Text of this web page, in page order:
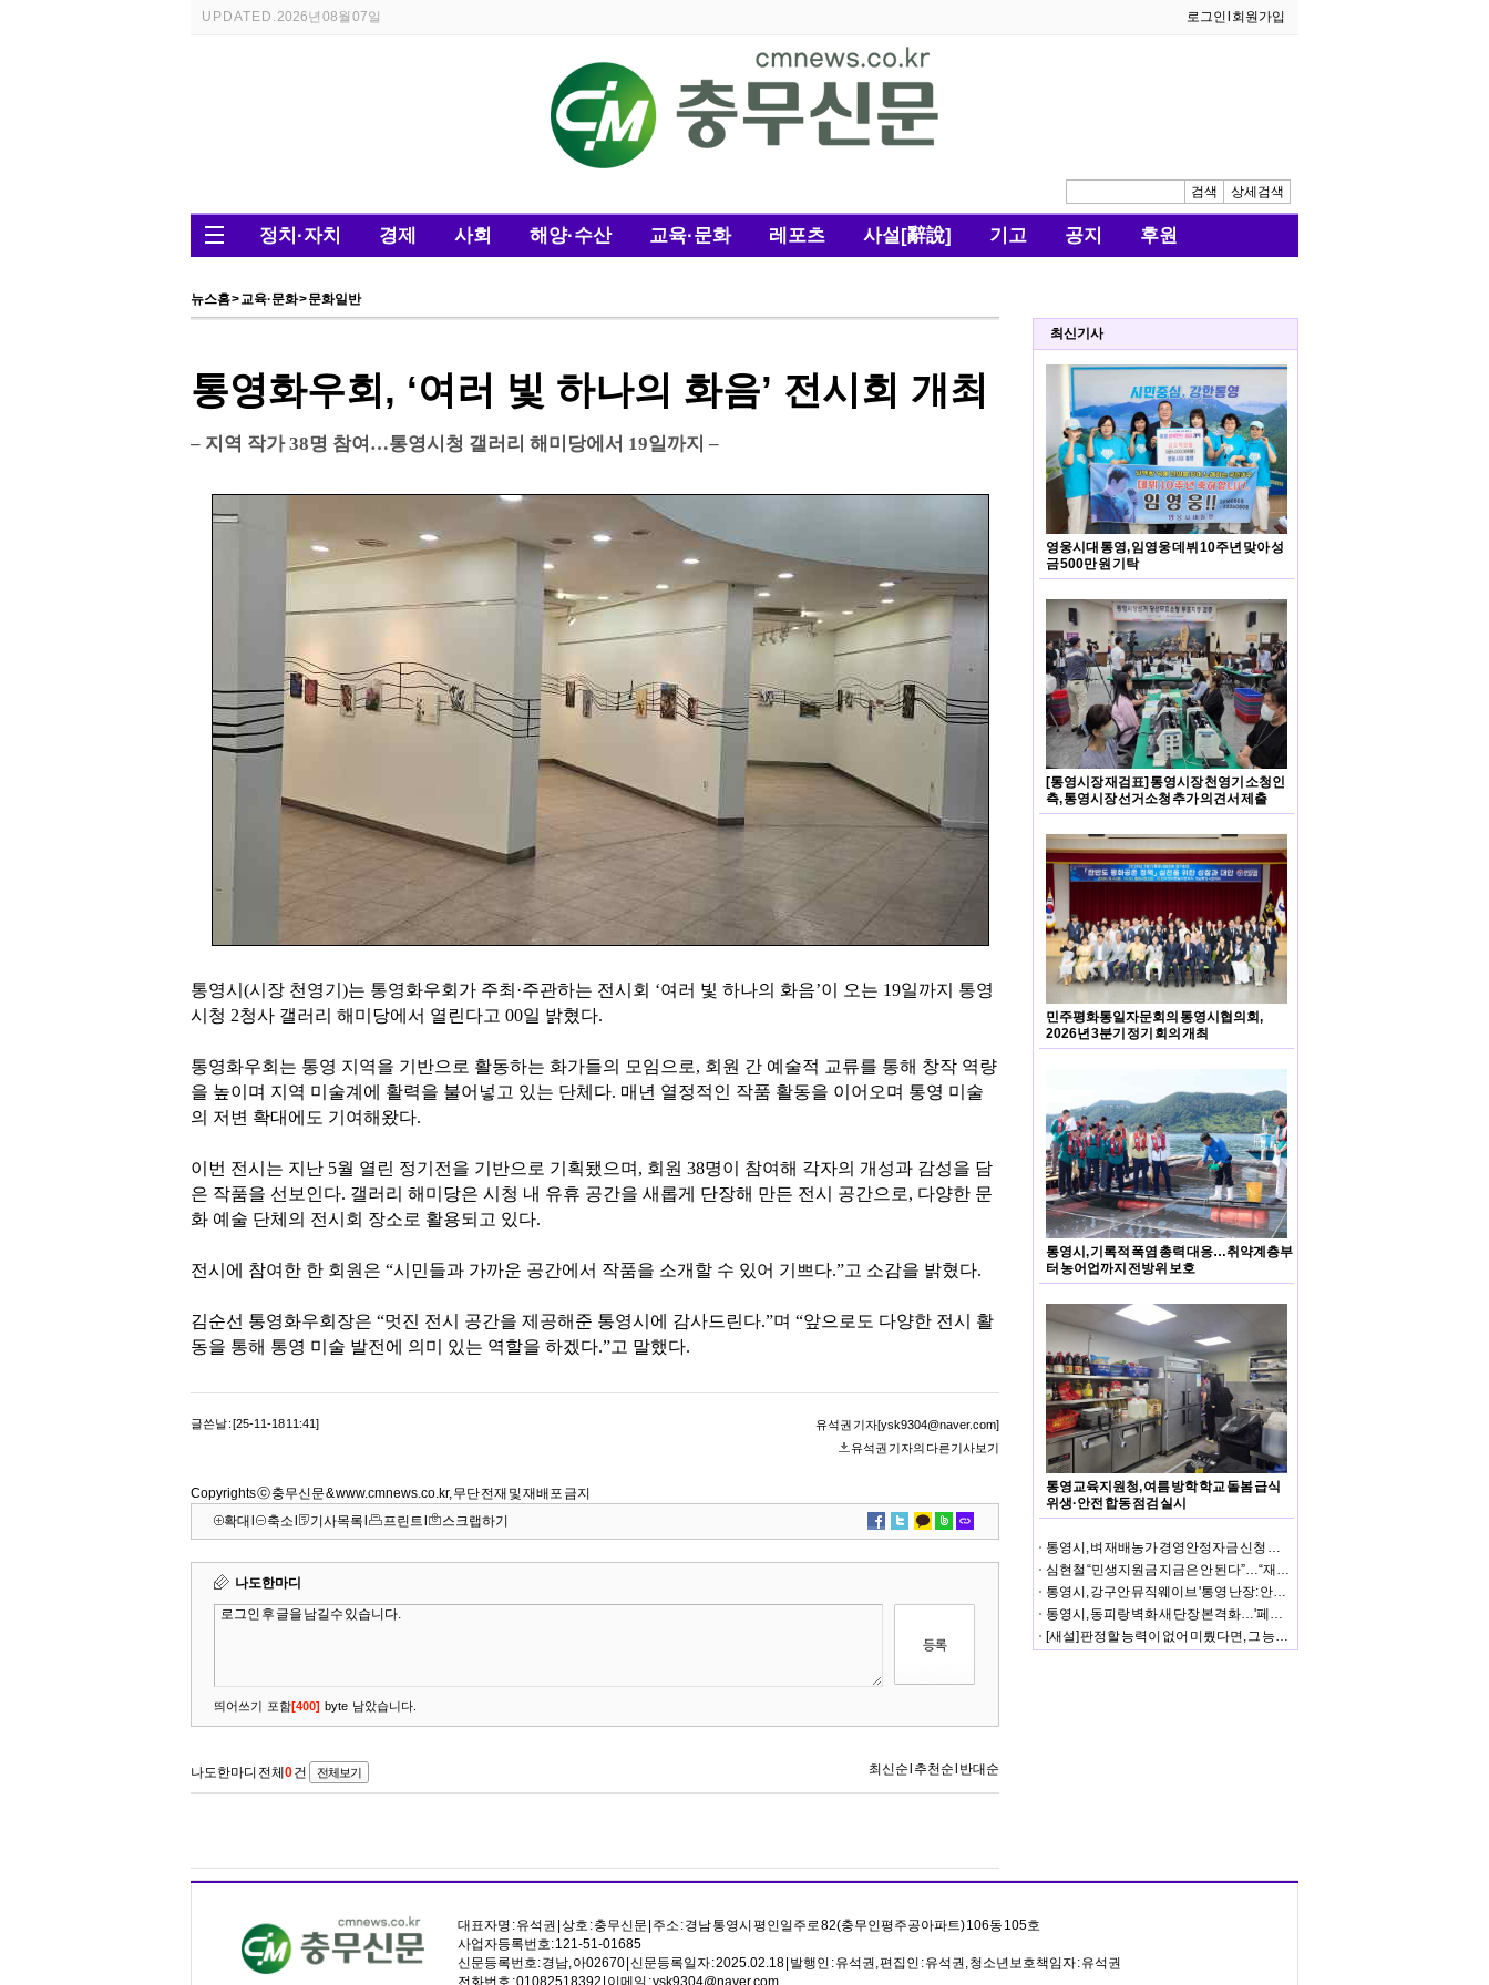
UPDATED.2026년 08월 07일 로그인 회원가입
검색 상세검색
정치·자치 경제 사회 해양·수산 교육·문화 레포츠 사설[辭說] 기고 공지 후원
뉴스홈>교육·문화>문화일반
통영화우회, ‘여러 빛 하나의 화음’ 전시회 개최
– 지역 작가 38명 참여…통영시청 갤러리 해미당에서 19일까지 –
통영시(시장 천영기)는 통영화우회가 주최·주관하는 전시회 ‘여러 빛 하나의 화음’이 오는 19일까지 통영
시청 2청사 갤러리 해미당에서 열린다고 00일 밝혔다.
통영화우회는 통영 지역을 기반으로 활동하는 화가들의 모임으로, 회원 간 예술적 교류를 통해 창작 역량
을 높이며 지역 미술계에 활력을 불어넣고 있는 단체다. 매년 열정적인 작품 활동을 이어오며 통영 미술
의 저변 확대에도 기여해왔다.
이번 전시는 지난 5월 열린 정기전을 기반으로 기획됐으며, 회원 38명이 참여해 각자의 개성과 감성을 담
은 작품을 선보인다. 갤러리 해미당은 시청 내 유휴 공간을 새롭게 단장해 만든 전시 공간으로, 다양한 문
화 예술 단체의 전시회 장소로 활용되고 있다.
전시에 참여한 한 회원은 “시민들과 가까운 공간에서 작품을 소개할 수 있어 기쁘다.”고 소감을 밝혔다.
김순선 통영화우회장은 “멋진 전시 공간을 제공해준 통영시에 감사드린다.”며 “앞으로도 다양한 전시 활
동을 통해 통영 미술 발전에 의미 있는 역할을 하겠다.”고 말했다.
글쓴날 : [25-11-18 11:41]
유석권 기자[ysk9304@naver.com]
유석권 기자의 다른기사보기
Copyrights ⓒ 충무신문 & www.cmnews.co.kr, 무단 전재 및 재배포 금지
확대
축소 기사목록 프린트 스크랩하기
최신기사
영웅시대 통영, 임영웅 데뷔 10주년 맞아 성
금 500만 원 기탁
[통영시장 재검표] 통영시장 천영기 소청인
측, 통영시장 선거소청 추가 의견서 제출
민주평화통일자문회의 통영시협의회,
2026년 3분기 정기 회의 개최
통영시, 기록적 폭염 총력 대응…취약계층부
터 농어업까지 전방위 보호
통영교육지원청, 여름 방학 학교 돌봄 급식
위생·안전 합동 점검 실시
통영시, 벼 재배농가 경영안정자금 신청 접수…31일까지 신청
심현철 “민생지원금 지금은 안 된다”…“재정안정화기금 사용 요건 안 맞아”
통영시, 강구안 뮤직웨이브 '통영 난장: 안예은×처랏' 성황
통영시, 동피랑 벽화 새 단장 본격화…'페인트 페스타' 첫 행사 성황
[새설] 판정할 능력이 없어 미뤘다면, 그 능력으로 셈은 어떻게 했나
대표자명 : 유석권 | 상호 : 충무신문 | 주소 : 경남 통영시 평인일주로 82(충무인평주공아파트) 106동 105호
사업자등록번호: 121-51-01685
신문등록번호: 경남, 아02670 | 신문등록일자 : 2025.02.18 | 발행인 : 유석권, 편집인 : 유석권, 청소년보호책임자 : 유석권
전화번호 : 01082518392 | 이메일 : ysk9304@naver.com